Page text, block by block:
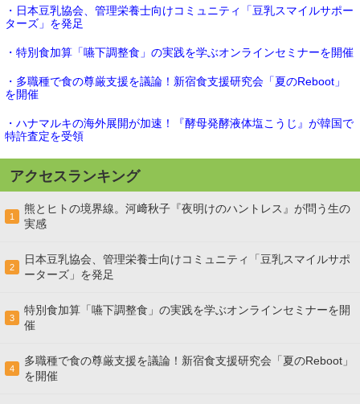
・日本豆乳協会、管理栄養士向けコミュニティ「豆乳スマイルサポー
ターズ」を発足
・特別食加算「嚥下調整食」の実践を学ぶオンラインセミナーを開催
・多職種で食の尊厳支援を議論！新宿食支援研究会「夏のReboot」
を開催
・ハナマルキの海外展開が加速！『酵母発酵液体塩こうじ』が韓国で
特許査定を受領
アクセスランキング
1
熊とヒトの境界線。河﨑秋子『夜明けのハントレス』が問う生の
実感
2
日本豆乳協会、管理栄養士向けコミュニティ「豆乳スマイルサポ
ーターズ」を発足
3
特別食加算「嚥下調整食」の実践を学ぶオンラインセミナーを開
催
4
多職種で食の尊厳支援を議論！新宿食支援研究会「夏のReboot」
を開催